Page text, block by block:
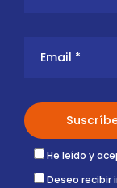
He leído y
Deseo